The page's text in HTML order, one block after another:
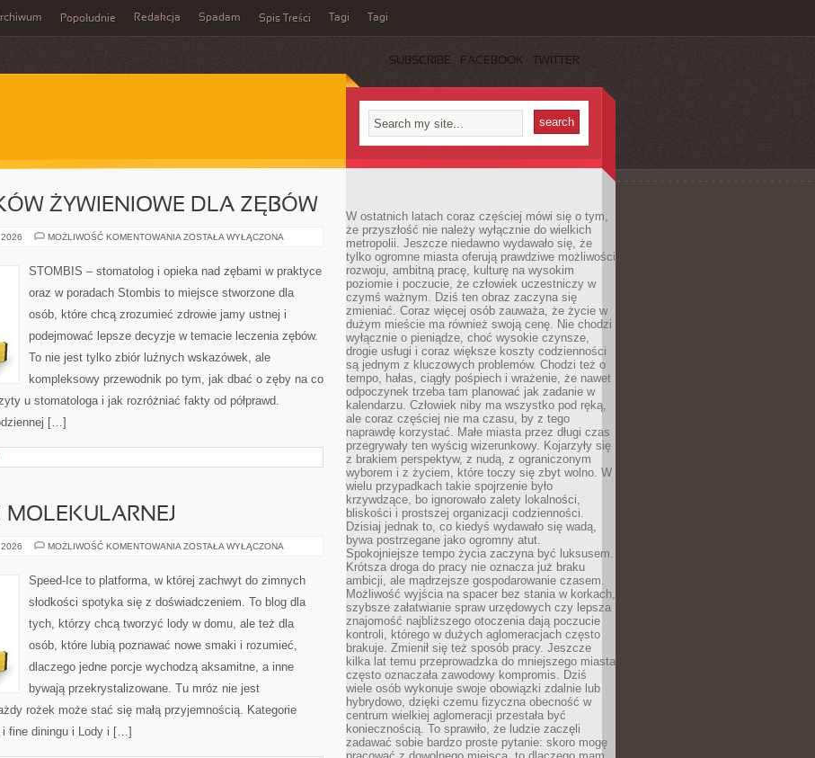
Popołudnie Redakcja Spadam Spis Treści Tagi Tagi
SUBSCRIBE FACEBOOK TWITTER
ŻYWIENIOWE DLA ZĘBÓW
MOŻLIWOŚĆ KOMENTOWANIA ZDROWE
DLA
ZĘBÓW
ZOSTAŁA WYŁĄCZONA
STOMBIS – stomatolog i opieka nad zębami w praktyce
oraz w poradach Stombis to miejsce stworzone dla
osób, które chcą zrozumieć zdrowie jamy ustnej i
podejmować lepsze decyzje w temacie leczenia zębów.
To nie jest tylko zbiór luźnych wskazówek, ale
kompleksowy przewodnik po tym, jak dbać o zęby na co
u stomatologa i jak rozróżniać fakty od półprawd.
[…]
MOŻLIWOŚĆ KOMENTOWANIA LODY
MOLEKULARNEJ
ZOSTAŁA WYŁĄCZONA
Speed-Ice to platforma, w której zachwyt do zimnych
słodkości spotyka się z doświadczeniem. To blog dla
tych, którzy chcą tworzyć lody w domu, ale też dla
osób, które lubią poznawać nowe smaki i rozumieć,
dlaczego jedne porcje wychodzą aksamitne, a inne
bywają przekrystalizowane. Tu mróz nie jest
rożek może stać się małą przyjemnością. Kategorie
i fine diningu i Lody i […]
W ostatnich latach coraz częściej mówi się o tym,
że przyszłość nie należy wyłącznie do wielkich
metropolii. Jeszcze niedawno wydawało się, że
tylko ogromne miasta oferują prawdziwe możliwości
rozwoju, ambitną pracę, kulturę na wysokim
poziomie i poczucie, że człowiek uczestniczy w
czymś ważnym. Dziś ten obraz zaczyna się
zmieniać. Coraz więcej osób zauważa, że życie w
dużym mieście ma również swoją cenę. Nie chodzi
wyłącznie o pieniądze, choć wysokie czynsze,
drogie usługi i coraz większe koszty codzienności
są jednym z kluczowych problemów. Chodzi też o
tempo, hałas, ciągły pośpiech i wrażenie, że nawet
odpoczynek trzeba tam planować jak zadanie w
kalendarzu. Człowiek niby ma wszystko pod ręką,
ale coraz częściej nie ma czasu, by z tego
naprawdę korzystać. Małe miasta przez długi czas
przegrywały ten wyścig wizerunkowy. Kojarzyły się
z brakiem perspektyw, z nudą, z ograniczonym
wyborem i z życiem, które toczy się zbyt wolno. W
wielu przypadkach takie spojrzenie było
krzywdzące, bo ignorowało zalety lokalności,
bliskości i prostszej organizacji codzienności.
Dzisiaj jednak to, co kiedyś wydawało się wadą,
bywa postrzegane jako ogromny atut.
Spokojniejsze tempo życia zaczyna być luksusem.
Krótsza droga do pracy nie oznacza już braku
ambicji, ale mądrzejsze gospodarowanie czasem.
Możliwość wyjścia na spacer bez stania w korkach,
szybsze załatwianie spraw urzędowych czy lepsza
znajomość najbliższego otoczenia dają poczucie
kontroli, którego w dużych aglomeracjach często
brakuje. Zmienił się też sposób pracy. Jeszcze
kilka lat temu przeprowadzka do mniejszego miasta
często oznaczała zawodowy kompromis. Dziś
wiele osób wykonuje swoje obowiązki zdalnie lub
hybrydowo, dzięki czemu fizyczna obecność w
centrum wielkiej aglomeracji przestała być
koniecznością. To sprawiło, że ludzie zaczęli
zadawać sobie bardzo proste pytanie: skoro mogę